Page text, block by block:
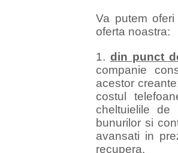
Va putem
oferta noastra:
1. din punct
companie
acestor
costul
cheltuielile de
bunurilor si
avansati in
recupera.